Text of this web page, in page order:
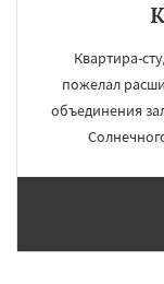
Квартира-
пожелал
объединения